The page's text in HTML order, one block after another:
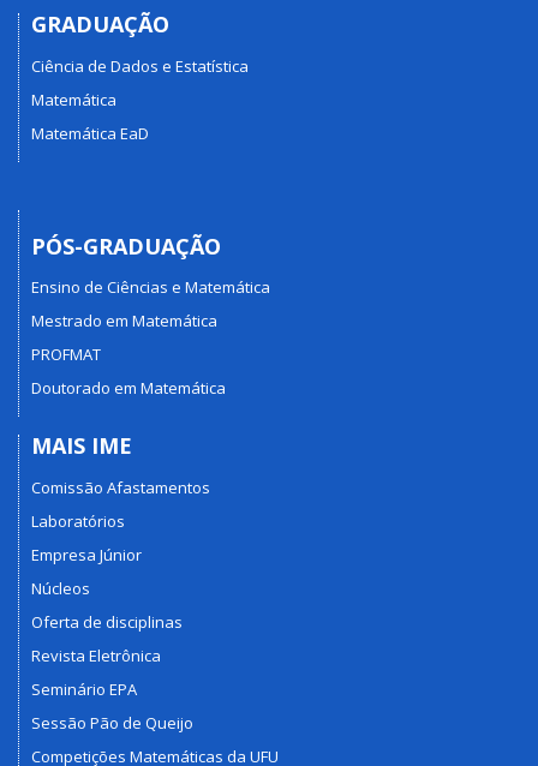
GRADUAÇÃO
Ciência de Dados e Estatística
Matemática
Matemática EaD
PÓS-GRADUAÇÃO
Ensino de Ciências e Matemática
Mestrado em Matemática
PROFMAT
Doutorado em Matemática
MAIS IME
Comissão Afastamentos
Laboratórios
Empresa Júnior
Núcleos
Oferta de disciplinas
Revista Eletrônica
Seminário EPA
Sessão Pão de Queijo
Competições Matemáticas da UFU